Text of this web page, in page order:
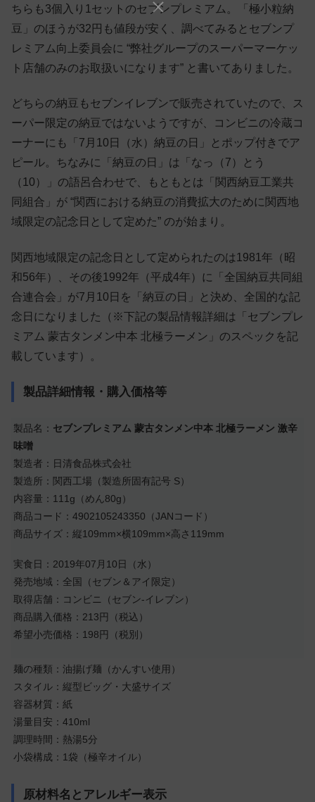
ちらも3個入り1セットのセブンプレミアム。「極小粒納
豆」のほうが32円も値段が安く、調べてみるとセブンプ
レミアム向上委員会に “弊社グループのスーパーマーケッ
ト店舗のみのお取扱いになります” と書いてありました。
どちらの納豆もセブンイレブンで販売されていたので、ス
ーパー限定の納豆ではないようですが、コンビニの冷蔵コ
ーナーにも「7月10日（水）納豆の日」とポップ付きでア
ピール。ちなみに「納豆の日」は「なっ（7）とう
（10）」の語呂合わせで、もともとは「関西納豆工業共
同組合」が “関西における納豆の消費拡大のために関西地
域限定の記念日として定めた” のが始まり。
関西地域限定の記念日として定められたのは1981年（昭
和56年）、その後1992年（平成4年）に「全国納豆共同組
合連合会」が7月10日を「納豆の日」と決め、全国的な記
念日になりました（※下記の製品情報詳細は「セブンプレ
ミアム 蒙古タンメン中本 北極ラーメン」のスペックを記
載しています）。
製品詳細情報・購入価格等
製品名： セブンプレミアム 蒙古タンメン中本 北極ラーメン 激辛
味噌
製造者：日清食品株式会社
製造所：関西工場（製造所固有記号 S）
内容量：111g（めん80g）
商品コード：4902105243350（JANコード）
商品サイズ：縦109mm×横109mm×高さ119mm
実食日：2019年07月10日（水）
発売地域：全国（セブン＆アイ限定）
取得店舗：コンビニ（セブン-イレブン）
商品購入価格：213円（税込）
希望小売価格：198円（税別）
麺の種類：油揚げ麺（かんすい使用）
スタイル：縦型ビッグ・大盛サイズ
容器材質：紙
湯量目安：410ml
調理時間：熱湯5分
小袋構成：1袋（極辛オイル）
原材料名とアレルギー表示